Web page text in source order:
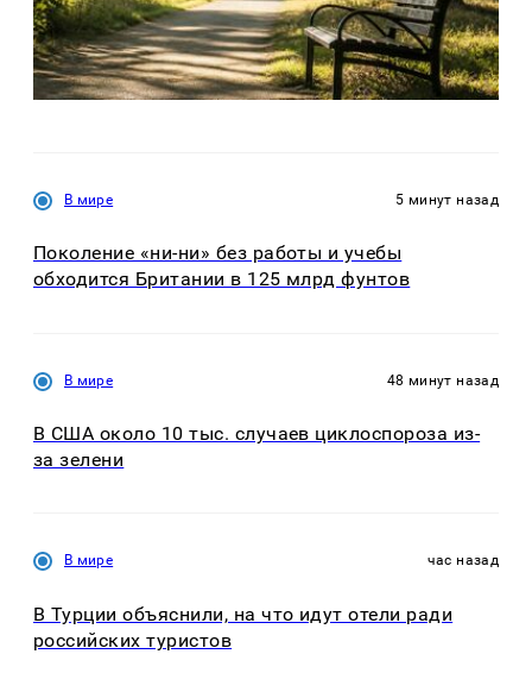
В мире 5 минут назад
Поколение «ни-ни» без работы и учебы
обходится Британии в 125 млрд фунтов
В мире 48 минут назад
В США около 10 тыс. случаев циклоспороза из-
за зелени
В мире час назад
В Турции объяснили, на что идут отели ради
российских туристов